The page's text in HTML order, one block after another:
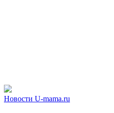
Новости U-mama.ru